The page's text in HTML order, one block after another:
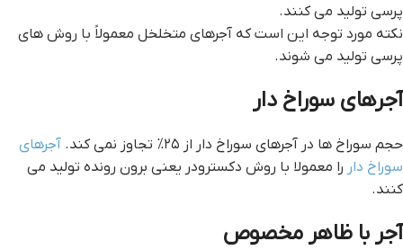
پرسی تولید می کنند.
نکته مورد توجه این است که آجرهای متخلخل معمولاً با روش های
پرسی تولید می شوند.
آجرهای سوراخ دار
حجم سوراخ ها در آجرهای سوراخ دار از ۲۵% تجاوز نمی کند.
آجرهای
سوراخ دار را معمولا با روش دکسترودر یعنی برون رونده تولید می
کنند.
آجر با ظاهر مخصوص